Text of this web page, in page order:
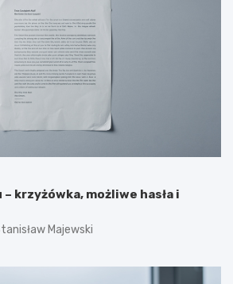
krzyżówka, możliwe hasła i
Majewski